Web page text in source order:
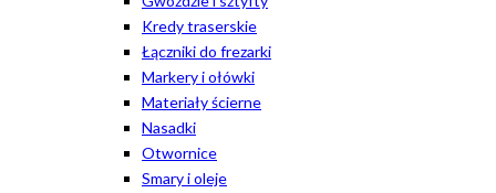
Kredy traserskie
Łączniki do frezarki
Markery i ołówki
Materiały ścierne
Nasadki
Otwornice
Smary i oleje